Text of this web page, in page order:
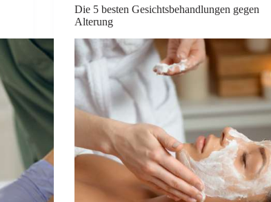
Die 5 besten Gesichtsbehandlungen gegen
Alterung